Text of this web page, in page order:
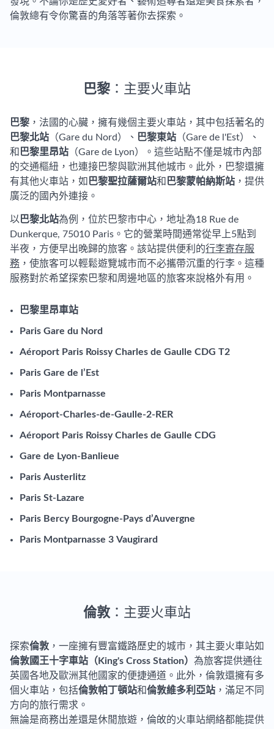
倫敦總有令你驚喜的角落等著你去探索。
巴黎：主要火車站
巴黎 ，法國的心臟，擁有幾個主要火車站，其中包括著名的
巴黎北站 （Gare du Nord）、 巴黎東站 （Gare de l'Est）、
和 巴黎里昂站 （Gare de Lyon）。這些站點不僅是城市內部
的交通樞紐，也連接巴黎與歐洲其他城市。此外，巴黎還擁
有其他火車站，如 巴黎聖拉薩爾站和 巴黎蒙帕納斯站 ，提供
廣泛的國內外連接。
以 巴黎北站為例，位於巴黎市中心，地址為18 Rue de
Dunkerque, 75010 Paris。它的營業時間通常從早上5點到
半夜，方便早出晚歸的旅客。該站提供便利的行李寄存服
務 ，使旅客可以輕鬆遊覽城市而不必攜帶沉重的行李。這種
服務對於希望探索巴黎和周邊地區的旅客來說格外有用。
巴黎里昂車站
Paris Gare du Nord
Aéroport Paris Roissy Charles de Gaulle CDG T2
Paris Gare de l’Est
Paris Montparnasse
Aéroport-Charles-de-Gaulle-2-RER
Aéroport Paris Roissy Charles de Gaulle CDG
Gare de Lyon-Banlieue
Paris Austerlitz
Paris St-Lazare
Paris Bercy Bourgogne-Pays d’Auvergne
Paris Montparnasse 3 Vaugirard
倫敦 ：主要火車站
探索倫敦 ，一座擁有豐富鐵路歷史的城市，其主要火車站如
倫敦國王十字車站（King's Cross Station） 為旅客提供通往
英國各地及歐洲其他國家的便捷通道。此外，倫敦還擁有多
個火車站，包括倫敦帕丁頓站和倫敦維多利亞站 ，滿足不同
方向的旅行需求。
無論是商務出差還是休閒旅遊，倫敀的火車站網絡都能提供